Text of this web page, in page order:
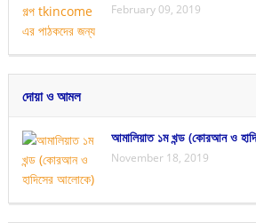
February 09, 2019
দোয়া ও আমল
আমালিয়াত ১ম খন্ড (কোরআন ও
November 18, 2019